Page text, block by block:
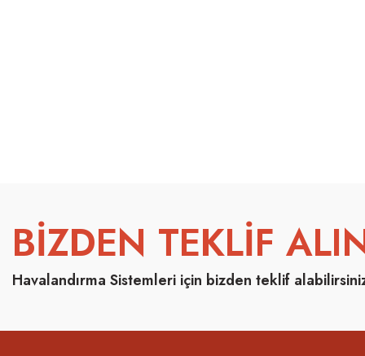
BİZDEN TEKLİF
Havalandırma Sistemleri için bizden teklif